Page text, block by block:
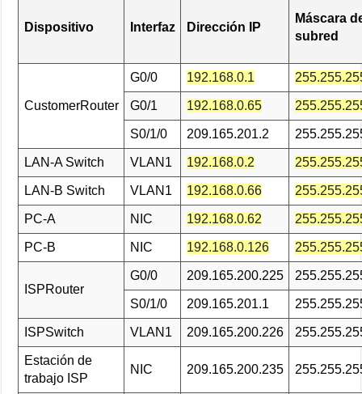
Dispositivo Interfaz Dirección IP
Máscara
subred
CustomerRouter
G0/0 192.168.0.1
G0/1 192.168.0.65
S0/1/0 209.165.201.2
LAN-A Switch VLAN1 192.168.0.2
LAN-B Switch VLAN1 192.168.0.66
PC-A NIC 192.168.0.62
PC-B NIC 192.168.0.126
ISPRouter
G0/0 209.165.200.225
S0/1/0 209.165.201.1
ISPSwitch VLAN1 209.165.200.226
Estación de
trabajo ISP
NIC 209.165.200.235